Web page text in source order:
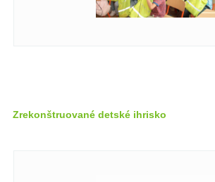
Zrekonštruované detské ihrisko